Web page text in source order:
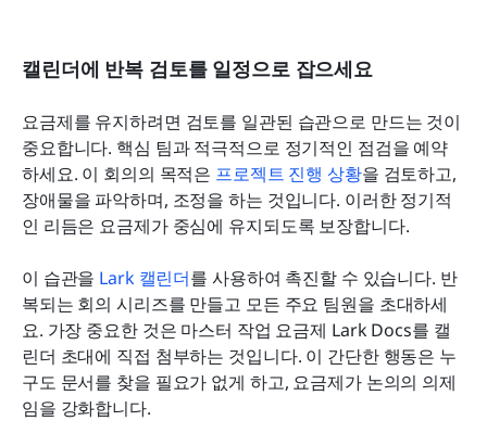
캘린더에 반복 검토를 일정으로 잡으세요
요금제를 유지하려면 검토를 일관된 습관으로 만드는 것이
중요합니다. 핵심 팀과 적극적으로 정기적인 점검을 예약
하세요. 이 회의의 목적은 프로젝트 진행 상황을 검토하고,
장애물을 파악하며, 조정을 하는 것입니다. 이러한 정기적
인 리듬은 요금제가 중심에 유지되도록 보장합니다.
이 습관을 Lark 캘린더를 사용하여 촉진할 수 있습니다. 반
복되는 회의 시리즈를 만들고 모든 주요 팀원을 초대하세
요. 가장 중요한 것은 마스터 작업 요금제 Lark Docs를 캘
린더 초대에 직접 첨부하는 것입니다. 이 간단한 행동은 누
구도 문서를 찾을 필요가 없게 하고, 요금제가 논의의 의제
임을 강화합니다.